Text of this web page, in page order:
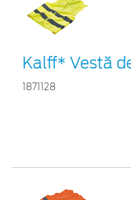
Kalff* Vestă
1871128